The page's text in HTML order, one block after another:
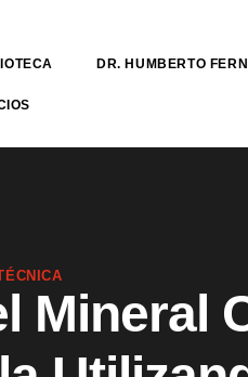
DR. HUMBERTO
Mineral